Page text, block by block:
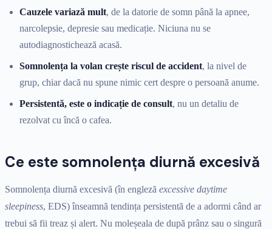
Cauzele variază mult, de la datorie de somn până la apnee,
narcolepsie, depresie sau medicație. Niciuna nu se
autodiagnostichează acasă.
Somnolența la volan crește riscul de accident, la nivel de
grup, chiar dacă nu spune nimic cert despre o persoană anume.
Persistentă, este o indicație de consult, nu un detaliu de
rezolvat cu încă o cafea.
Ce este somnolența diurnă excesivă
Somnolența diurnă excesivă (în engleză excessive daytime
sleepiness, EDS) înseamnă tendința persistentă de a adormi când ar
trebui să fii treaz și alert. Nu moleșeala de după prânz sau o singură